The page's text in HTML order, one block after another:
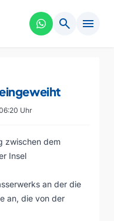
search menu
Uhr
zwischen dem
Insel
an der die
an, die von der